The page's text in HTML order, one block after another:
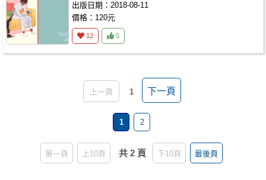
出版日期：2018-08-11
價格：120元
12 5
上一頁 1 下一頁
1 2
第一頁 上10頁 共 2 頁 下10頁 最後頁